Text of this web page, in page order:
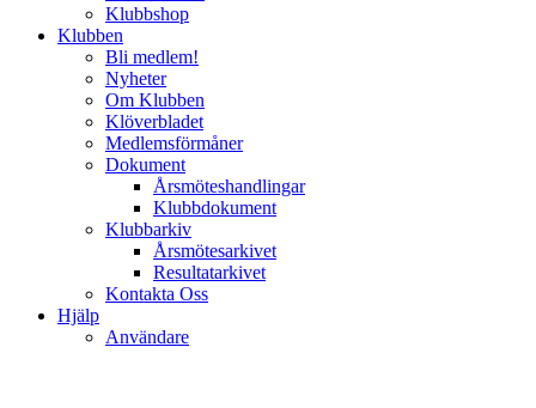
Klubbshop
Klubben
Bli medlem!
Nyheter
Om Klubben
Klöverbladet
Medlemsförmåner
Dokument
Årsmöteshandlingar
Klubbdokument
Klubbarkiv
Årsmötesarkivet
Resultatarkivet
Kontakta Oss
Hjälp
Användare